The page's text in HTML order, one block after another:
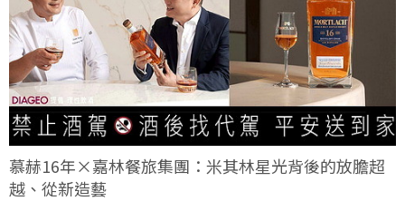
慕赫16年×嘉林餐旅集團：米其林星光背後的放膽超
越、從新造藝